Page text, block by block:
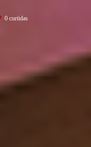
0 curtidas